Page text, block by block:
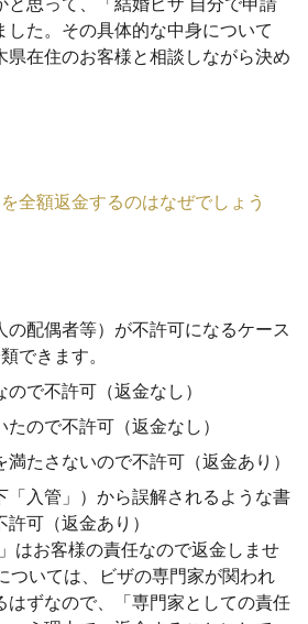
した。その具体的な中身について
県在住のお客様と相談しながら決め
額返金するのはなぜでしょう
配偶者等）が不許可になるケース
できます。
で不許可（返金なし）
ので不許可（返金なし）
たさないので不許可（返金あり）
「入管」）から誤解されるような書
可（返金あり）
はお客様の責任なので返金しませ
ついては、ビザの専門家が関われ
はずなので、「専門家としての責任